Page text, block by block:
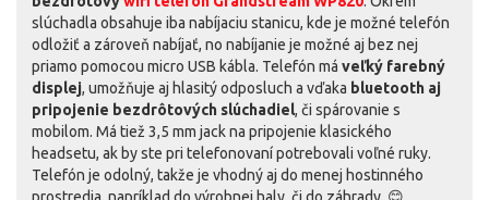
slúchadla obsahuje iba nabíjaciu stanicu, kde je možné telefón
odložiť a zároveň nabíjať, no nabíjanie je možné aj bez nej
priamo pomocou micro USB kábla. Telefón má veľký farebný
displej, umožňuje aj hlasitý odposluch a vďaka bluetooth aj
pripojenie bezdrôtových slúchadiel, či spárovanie s
mobilom. Má tiež 3,5 mm jack na pripojenie klasického
headsetu, ak by ste pri telefonovaní potrebovali voľné ruky.
Telefón je odolný, takže je vhodný aj do menej hostinného